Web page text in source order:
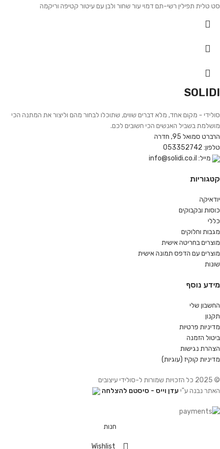
סט טלית תפילין רשי-תם דמוי עור שחור ולבן עם עיטור קטיפה וריקמה
SOLIDI
סולידי - מקום אחד, מלא דברים שווים, שתוכלו לבחור מהם וליצור את המתנה הכי
מושלמת בשביל האנשים הכי חשובים לכם.
הרברט סמואל 95, חדרה
טלפון: 053352742
מייל: info@solidi.co.il
קטגוריות
יודאיקה
כוסות ובקבוקים
כללי
מגבות וחלוקים
מוצרים בחריטה אישית
מוצרים עם הדפס תמונה אישית
שונות
מידע נוסף
החשבון שלי
תקנון
מדיניות פרטיות
ביטול הזמנה
הצהרת נגישות
מדיניות קוקיז (עוגיות)
© 2025 כל הזכויות שמורות ל-סולידי עיצובים
האתר נבנה ע"י עדן וייס - סיסטם להצלחה
חנות
Wishlist